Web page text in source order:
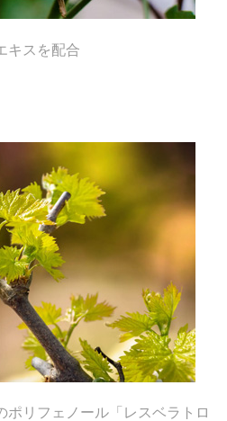
キスを配合
ポリフェノール「レスベラトロ